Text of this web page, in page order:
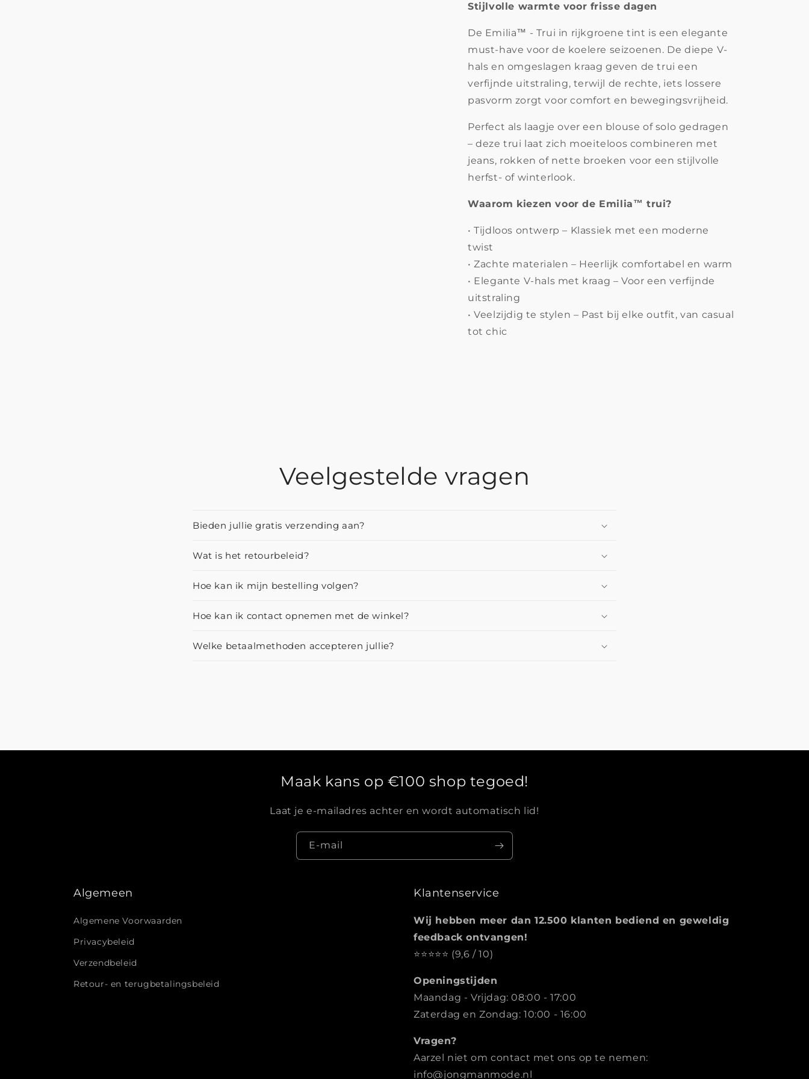
Stijlvolle warmte voor frisse dagen
De Emilia™ - Trui in rijkgroene tint is een elegante
must-have voor de koelere seizoenen. De diepe V-
hals en omgeslagen kraag geven de trui een
verfijnde uitstraling, terwijl de rechte, iets lossere
pasvorm zorgt voor comfort en bewegingsvrijheid.
Perfect als laagje over een blouse of solo gedragen
– deze trui laat zich moeiteloos combineren met
jeans, rokken of nette broeken voor een stijlvolle
herfst- of winterlook.
Waarom kiezen voor de Emilia™ trui?
• Tijdloos ontwerp – Klassiek met een moderne
twist
• Zachte materialen – Heerlijk comfortabel en warm
• Elegante V-hals met kraag – Voor een verfijnde
uitstraling
• Veelzijdig te stylen – Past bij elke outfit, van casual
tot chic
Veelgestelde vragen
Bieden jullie gratis verzending aan?
Wat is het retourbeleid?
Hoe kan ik mijn bestelling volgen?
Hoe kan ik contact opnemen met de winkel?
Welke betaalmethoden accepteren jullie?
Maak kans op €100 shop tegoed!
Laat je e-mailadres achter en wordt automatisch lid!
E‑mail
Algemeen
Algemene Voorwaarden
Privacybeleid
Verzendbeleid
Retour- en terugbetalingsbeleid
Klantenservice
Wij hebben meer dan 12.500 klanten bediend en geweldig
feedback ontvangen!
⭐️️️️️️️️️️️️️️️⭐️⭐️⭐️⭐️ (9,6 / 10)
Openingstijden
Maandag - Vrijdag: 08:00 - 17:00
Zaterdag en Zondag: 10:00 - 16:00
Vragen?
Aarzel niet om contact met ons op te nemen:
info@jongmanmode.nl